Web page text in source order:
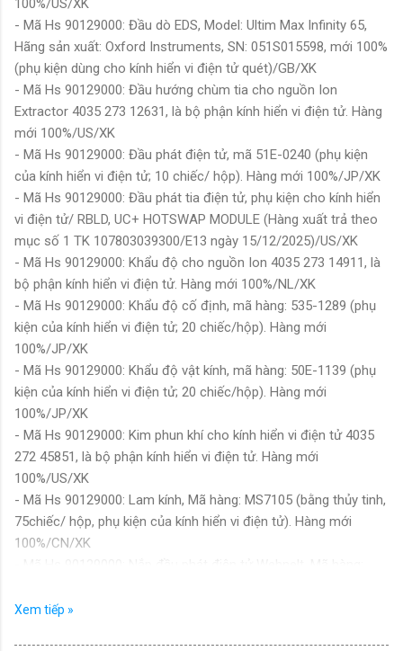
- Mã Hs 90129000: Đầu dò EDS, Model: Ultim Max Infinity 65,
Hãng sản xuất: Oxford Instruments, SN: 051S015598, mới 100%
(phụ kiện dùng cho kính hiển vi điện tử quét)/GB/XK
- Mã Hs 90129000: Đầu hướng chùm tia cho nguồn Ion
Extractor 4035 273 12631, là bộ phận kính hiển vi điện tử. Hàng
mới 100%/US/XK
- Mã Hs 90129000: Đầu phát điện tử, mã 51E-0240 (phụ kiện
của kính hiển vi điện tử; 10 chiếc/ hộp). Hàng mới 100%/JP/XK
- Mã Hs 90129000: Đầu phát tia điện tử, phụ kiện cho kính hiển
vi điện tử/ RBLD, UC+ HOTSWAP MODULE (Hàng xuất trả theo
mục số 1 TK 107803039300/E13 ngày 15/12/2025)/US/XK
- Mã Hs 90129000: Khẩu độ cho nguồn Ion 4035 273 14911, là
bộ phận kính hiển vi điện tử. Hàng mới 100%/NL/XK
- Mã Hs 90129000: Khẩu độ cố định, mã hàng: 535-1289 (phụ
kiện của kính hiển vi điện tử; 20 chiếc/hộp). Hàng mới
100%/JP/XK
- Mã Hs 90129000: Khẩu độ vật kính, mã hàng: 50E-1139 (phụ
kiện của kính hiển vi điện tử; 20 chiếc/hộp). Hàng mới
100%/JP/XK
- Mã Hs 90129000: Kim phun khí cho kính hiển vi điện tử 4035
272 45851, là bộ phận kính hiển vi điện tử. Hàng mới
100%/US/XK
- Mã Hs 90129000: Lam kính, Mã hàng: MS7105 (bằng thủy tinh,
75chiếc/ hộp, phụ kiện của kính hiển vi điện tử). Hàng mới
100%/CN/XK
Hàng mới 100%/JP/XK
Xem tiếp »